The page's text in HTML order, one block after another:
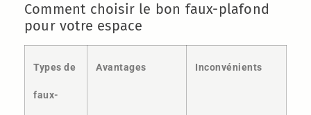
Comment choisir le bon faux-plafond
pour votre espace
Types de
faux-
Avantages Inconvénients